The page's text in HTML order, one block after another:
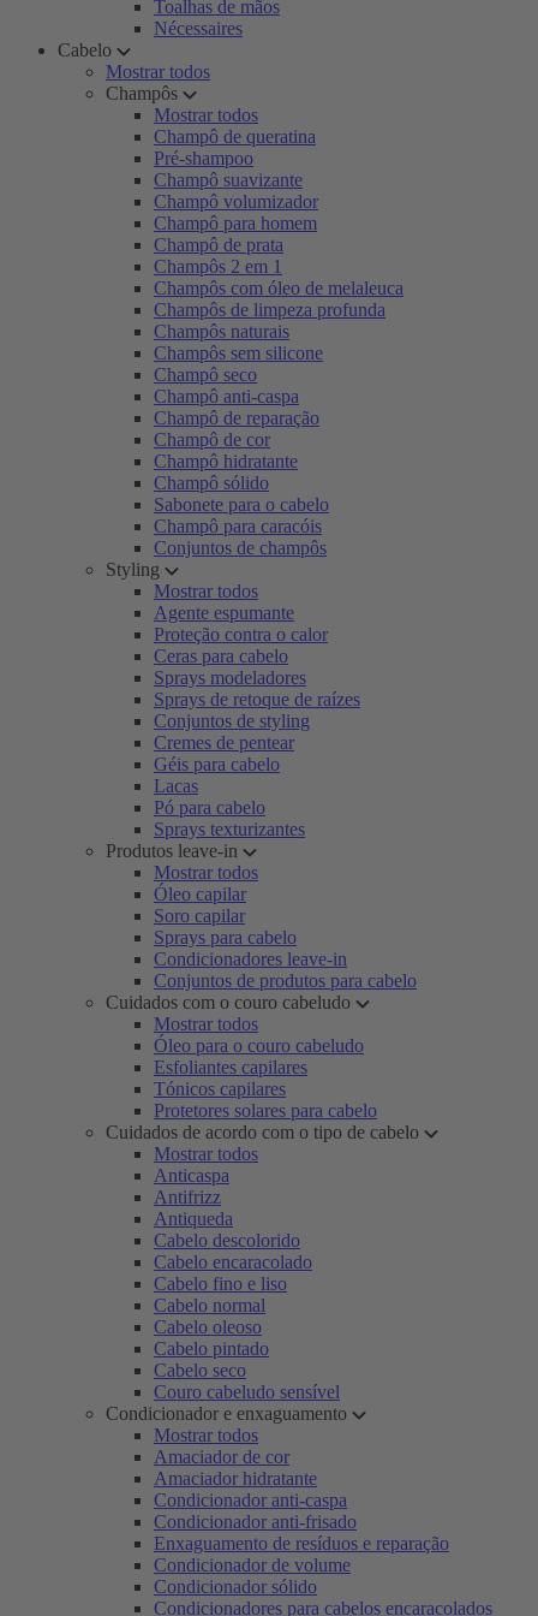
Toalhas de mãos
Nécessaires
Cabelo
Mostrar todos
Champôs
Mostrar todos
Champô de queratina
Pré-shampoo
Champô suavizante
Champô volumizador
Champô para homem
Champô de prata
Champôs 2 em 1
Champôs com óleo de melaleuca
Champôs de limpeza profunda
Champôs naturais
Champôs sem silicone
Champô seco
Champô anti-caspa
Champô de reparação
Champô de cor
Champô hidratante
Champô sólido
Sabonete para o cabelo
Champô para caracóis
Conjuntos de champôs
Styling
Mostrar todos
Agente espumante
Proteção contra o calor
Ceras para cabelo
Sprays modeladores
Sprays de retoque de raízes
Conjuntos de styling
Cremes de pentear
Géis para cabelo
Lacas
Pó para cabelo
Sprays texturizantes
Produtos leave-in
Mostrar todos
Óleo capilar
Soro capilar
Sprays para cabelo
Condicionadores leave-in
Conjuntos de produtos para cabelo
Cuidados com o couro cabeludo
Mostrar todos
Óleo para o couro cabeludo
Esfoliantes capilares
Tónicos capilares
Protetores solares para cabelo
Cuidados de acordo com o tipo de cabelo
Mostrar todos
Anticaspa
Antifrizz
Antiqueda
Cabelo descolorido
Cabelo encaracolado
Cabelo fino e liso
Cabelo normal
Cabelo oleoso
Cabelo pintado
Cabelo seco
Couro cabeludo sensível
Condicionador e enxaguamento
Mostrar todos
Amaciador de cor
Amaciador hidratante
Condicionador anti-caspa
Condicionador anti-frisado
Enxaguamento de resíduos e reparação
Condicionador de volume
Condicionador sólido
Condicionadores para cabelos encaracolados